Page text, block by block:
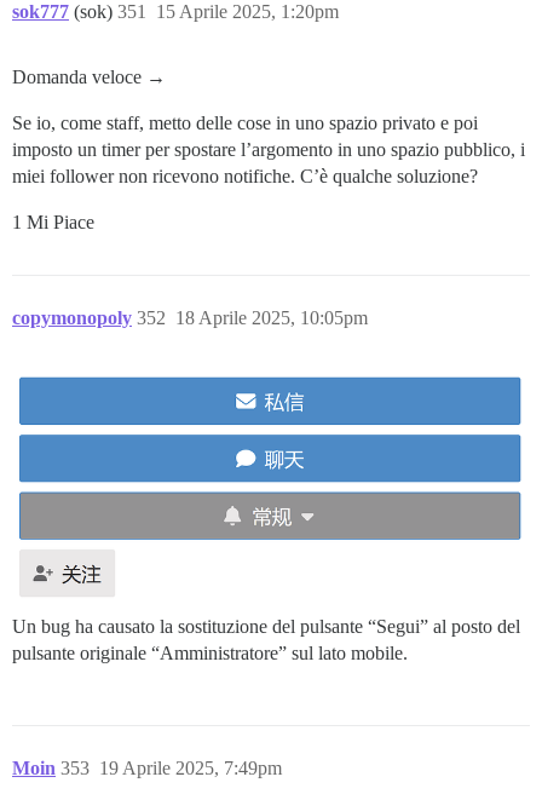
sok777 (sok) 15 Aprile 2025, 1:20pm
351
Domanda veloce →
Se io, come staff, metto delle cose in uno spazio privato e poi
imposto un timer per spostare l’argomento in uno spazio pubblico, i
miei follower non ricevono notifiche. C’è qualche soluzione?
1 Mi Piace
copymonopoly 18 Aprile 2025, 10:05pm
352
Un bug ha causato la sostituzione del pulsante “Segui” al posto del
pulsante originale “Amministratore” sul lato mobile.
Moin 19 Aprile 2025, 7:49pm
353